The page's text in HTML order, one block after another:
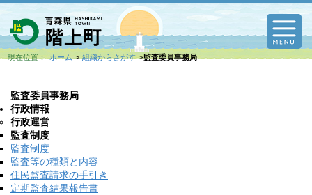
現在位置： ホーム 組織からさがす 監査委員事務局
監査委員事務局
行政情報
行政運営
監査制度
監査制度
監査等の種類と内容
住民監査請求の手引き
定期監査結果報告書